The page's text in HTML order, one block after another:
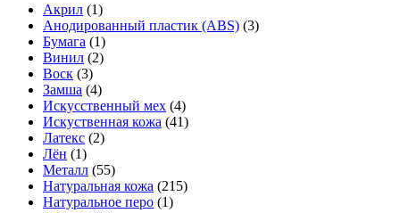
Акрил (1)
Анодированный пластик (ABS) (3)
Бумага (1)
Винил (2)
Воск (3)
Замша (4)
Искусственный мех (4)
Искуственная кожа (41)
Латекс (2)
Лён (1)
Металл (55)
Натуральная кожа (215)
Натуральное перо (1)